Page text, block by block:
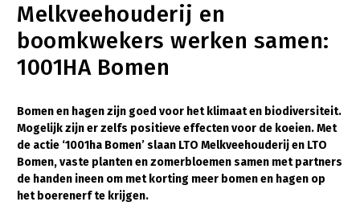
Goed eten
Mooi groen
Sterk ondernemerschap
Transitiepaden
Thema’s
Gezonde planten
Gezonde dieren
Melkveehouderij en
boomkwekers werken samen:
1001HA Bomen
Bomen en hagen zijn goed voor het klimaat en biodiversiteit.
Mogelijk zijn er zelfs positieve effecten voor de koeien. Met
de actie ‘1001ha Bomen’ slaan LTO Melkveehouderij en LTO
Bomen, vaste planten en zomerbloemen samen met partners
de handen ineen om met korting meer bomen en hagen op
het boerenerf te krijgen.